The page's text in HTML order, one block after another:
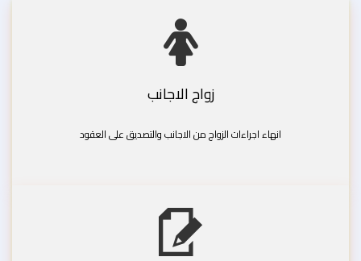
زواج الاجانب
انهاء اجراءات الزواج من الاجانب والتصديق على العقود